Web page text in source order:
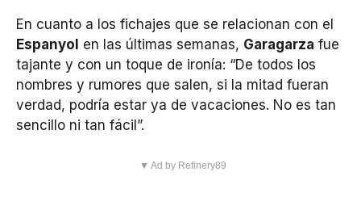
En cuanto a los fichajes que se relacionan con el
Espanyol en las últimas semanas, Garagarza fue
tajante y con un toque de ironía: “De todos los
nombres y rumores que salen, si la mitad fueran
verdad, podría estar ya de vacaciones. No es tan
sencillo ni tan fácil”.
▼ Ad by Refinery89